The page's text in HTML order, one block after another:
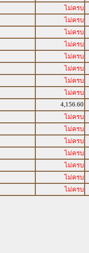
ไม่ครบ
ไม่ครบ
ไม่ครบ
ไม่ครบ
ไม่ครบ
ไม่ครบ
ไม่ครบ
ไม่ครบ
4,156.60
ไม่ครบ
ไม่ครบ
ไม่ครบ
ไม่ครบ
ไม่ครบ
ไม่ครบ
ไม่ครบ